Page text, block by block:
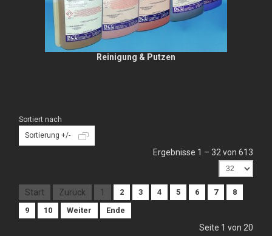
Reinigung & Putzen
Sortiert nach
Sortierung +/-
Ergebnisse 1 – 32 von 613
Start Zurück 1 2 3 4 5 6 7
8
9
10 Weiter Ende
Seite 1 von 20